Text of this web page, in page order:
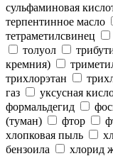
сульфаминовая
терпентинное масло
тетраметилсвинец
толуол
кремния)
трихлорэтан
газ
уксусная
формальдегид
(туман)
фтор
хлопковая пыль
бензоила
хлорид